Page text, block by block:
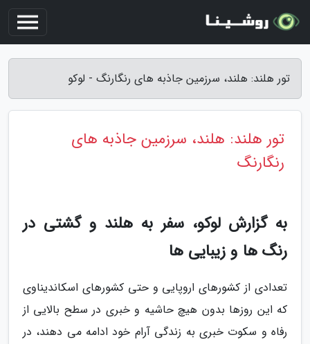
تور هلند: هلند، سرزمین جاذبه های رنگارنگ - لوکو
تور هلند: هلند، سرزمین جاذبه های
رنگارنگ
به گزارش لوکو، سفر به هلند و گشتی در
رنگ ها و زیبایی ها
تعدادی از کشورهای اروپایی و حتی کشورهای اسکاندیناوی
که این روزها بدون هیچ حاشیه و خبری در سطح بالایی از
رفاه و سکوت خبری به زندگی آرام خود ادامه می دهند، در